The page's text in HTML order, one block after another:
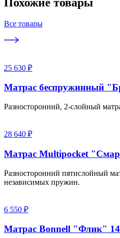
Все товары
25 630 ₽
Матрас беспружинный
Разносторонний, 2-слойный
28 640 ₽
Матрас Multipocket
Разносторонний пятислойный
независимых пружин.
6 550 ₽
Матрас Bonnell "Флик"